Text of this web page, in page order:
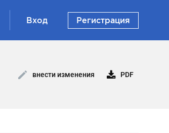
Вход Регистрация
внести изменения PDF